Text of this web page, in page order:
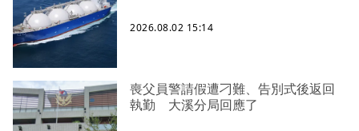
2026.08.02 15:14
喪父員警請假遭刁難、告別式後返回
執勤 大溪分局回應了